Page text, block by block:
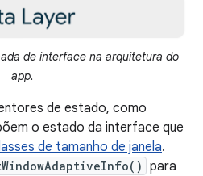
de interface na arquitetura do
app.
de estado, como
o estado da interface que
de tamanho de janela.
para